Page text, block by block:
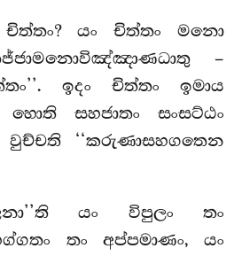
යං චිත්තං මනො
–
ඉදං චිත්තං ඉමාය
හොති සහජාතං සංසට්ඨං
‘‘කරුණාසහගතෙන
යං විපුලං තං
තං අප්පමාණං, යං